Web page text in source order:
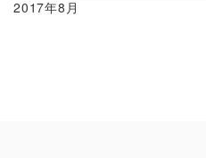
2017年8月